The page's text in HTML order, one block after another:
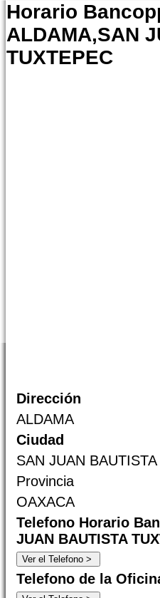
Horario
ALDAMA,SAN
TUXTEPEC
Dirección
ALDAMA
Ciudad
SAN JUAN
Provincia
OAXACA
Telefono Horario
JUAN BAUTISTA
Telefono de la